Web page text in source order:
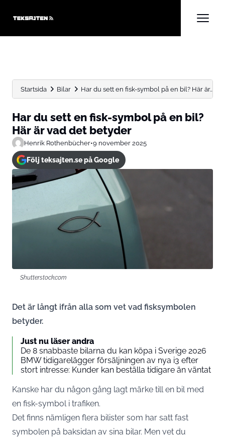
Startsida Bilar Har du sett en fisk-symbol på en bil? Här är...
Har du sett en fisk-symbol på en bil?
Här är vad det betyder
Henrik Rothenbücher•9 november 2025
Följ teksajten.se på Google
Shutterstock.com
Det är långt ifrån alla som vet vad fisksymbolen
betyder.
Just nu läser andra
De 8 snabbaste bilarna du kan köpa i Sverige 2026
BMW tidigarelägger försäljningen av nya i3 efter
stort intresse: Kunder kan beställa tidigare än väntat
Kanske har du någon gång lagt märke till en bil med
en fisk-symbol i trafiken.
Det finns nämligen flera bilister som har satt fast
symbolen på baksidan av sina bilar. Men vet du